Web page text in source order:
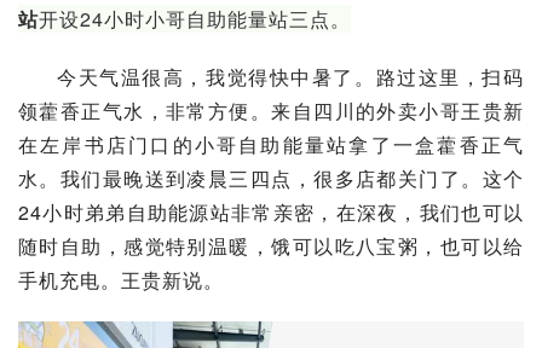
站开设24小时小哥自助能量站三点。
今天气温很高，我觉得快中暑了。路过这里，扫码
领藿香正气水，非常方便。来自四川的外卖小哥王贵新
在左岸书店门口的小哥自助能量站拿了一盒藿香正气
水。我们最晚送到凌晨三四点，很多店都关门了。这个
24小时弟弟自助能源站非常亲密，在深夜，我们也可以
随时自助，感觉特别温暖，饿可以吃八宝粥，也可以给
手机充电。王贵新说。